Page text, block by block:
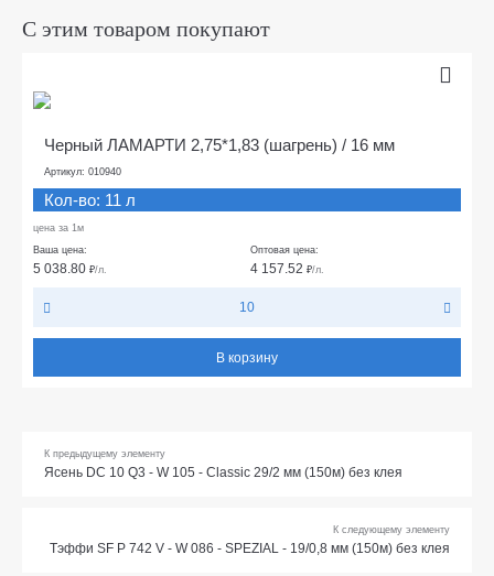
С этим товаром покупают
Черный ЛАМАРТИ 2,75*1,83 (шагрень) / 16 мм
Артикул: 010940
Кол-во: 11 л
цена за 1м
Ваша цена:
5 038.80 ₽/л.
Оптовая цена:
4 157.52 ₽/л.
10
В корзину
К предыдущему элементу
Ясень DC 10 Q3 - W 105 - Classic 29/2 мм (150м) без клея
К следующему элементу
Тэффи SF P 742 V - W 086 - SPEZIAL - 19/0,8 мм (150м) без клея